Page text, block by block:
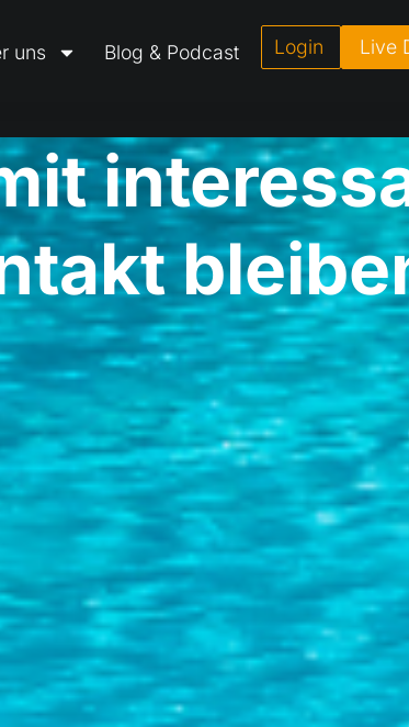
uns Blog & Podcast Login Live